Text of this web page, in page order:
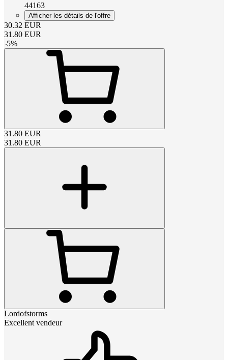
44163
Afficher les détails de l'offre
30.32 EUR
31.80 EUR
-5%
31.80 EUR
31.80 EUR
Lordofstorms
Excellent vendeur